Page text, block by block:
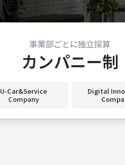
事業部ごとに独立採算
カンパニー制
U-Car&Service
Company
Digital